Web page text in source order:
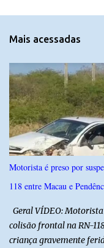
n
r
i
o
s
Mais acessadas
Motorista é preso por
118 entre Macau e
Geral VÍDEO:
colisão frontal na RN-
criança gravemente